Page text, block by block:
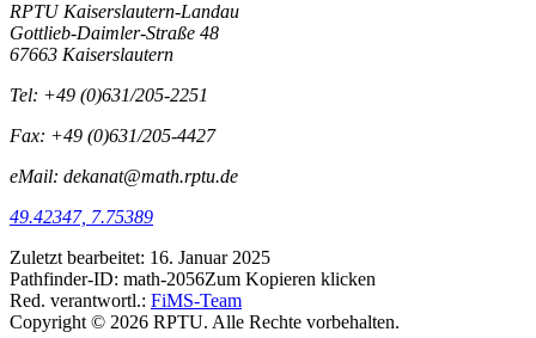
RPTU Kaiserslautern-Landau
Gottlieb-Daimler-Straße 48
67663 Kaiserslautern
Tel: +49 (0)631/205-2251
Fax: +49 (0)631/205-4427
eMail: dekanat@math.rptu.de
49.42347, 7.75389
Zuletzt bearbeitet: 16. Januar 2025
Pathfinder-ID: math-2056Zum Kopieren klicken
Red. verantwortl.: FiMS-Team
Copyright © 2026 RPTU. Alle Rechte vorbehalten.